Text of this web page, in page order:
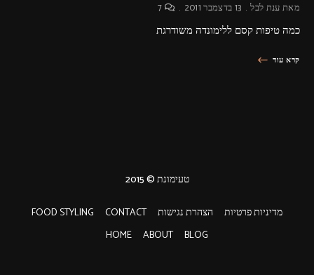
מאתענת לבל 13 בדצמבר 2011
כמה טיפות קסם ללימונדה משודרגת
קרא עוד
מדיניות פרטיות הצהרת נגישות CONTACT
FOOD STYLING
BLOG
ABOUT
HOME
טעימונת © 2015